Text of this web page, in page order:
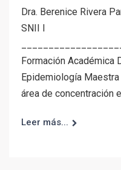
Dra. Berenice Rivera
SNII I
Formación Académica
Epidemiología
área de concentración
Leer más...